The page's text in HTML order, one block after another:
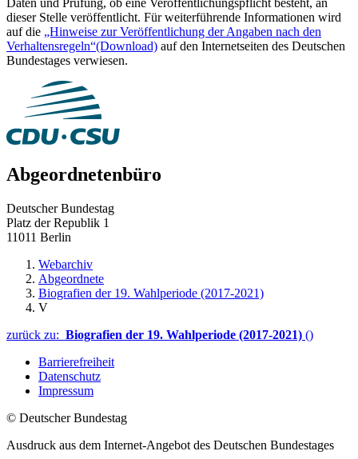
dieser Stelle veröffentlicht. Für weiterführende Informationen wird
auf die „Hinweise zur Veröffentlichung der Angaben nach den
Verhaltensregeln“(Download) auf den Internetseiten des Deutschen
Bundestages verwiesen.
Abgeordnetenbüro
Deutscher Bundestag
Platz der Republik 1
11011 Berlin
Webarchiv
Abgeordnete
Biografien der 19. Wahlperiode (2017-2021)
V
zurück zu: Biografien der 19. Wahlperiode (2017-2021) ()
Barrierefreiheit
Datenschutz
Impressum
© Deutscher Bundestag
Ausdruck aus dem Internet-Angebot des Deutschen Bundestages